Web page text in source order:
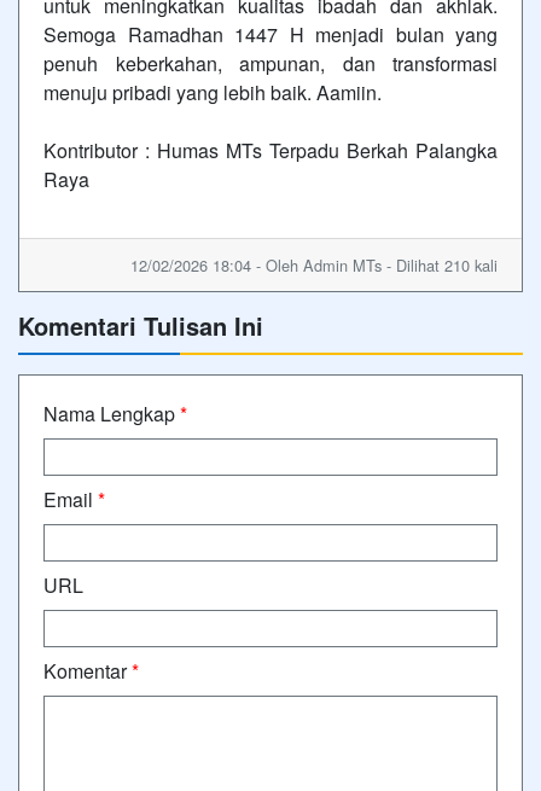
Semoga Ramadhan 1447 H menjadi bulan yang
penuh keberkahan, ampunan, dan transformasi
menuju pribadi yang lebih baik. Aamiin.
Kontributor : Humas MTs Terpadu Berkah Palangka
Raya
12/02/2026 18:04 - Oleh Admin MTs - Dilihat 210 kali
Komentari Tulisan Ini
Nama Lengkap*
Email *
URL
Komentar*